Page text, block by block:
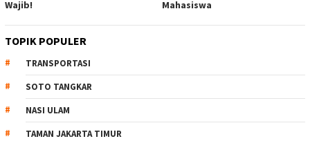
Wajib!
Mahasiswa
TOPIK POPULER
TRANSPORTASI
SOTO TANGKAR
NASI ULAM
TAMAN JAKARTA TIMUR